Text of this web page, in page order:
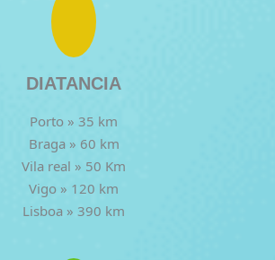
DIATANCIA
Porto » 35 km
Braga » 60 km
Vila real » 50 Km
Vigo » 120 km
Lisboa » 390 km